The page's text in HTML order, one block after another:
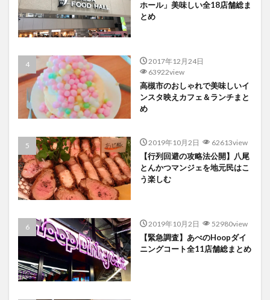
ホール」美味しい全18店舗総ま
とめ
2017年12月24日
63922view
高槻市のおしゃれで美味しいイ
ンスタ映えカフェ＆ランチまと
め
2019年10月2日 62613view
【行列回避の攻略法公開】八尾
とんかつマンジェを地元民はこ
う楽しむ
2019年10月2日 52980view
【緊急調査】あべのHoopダイ
ニングコート全11店舗総まとめ